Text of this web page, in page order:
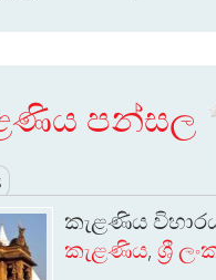
පන්සල
කැළණිය
කැළණිය, ශ්‍රී